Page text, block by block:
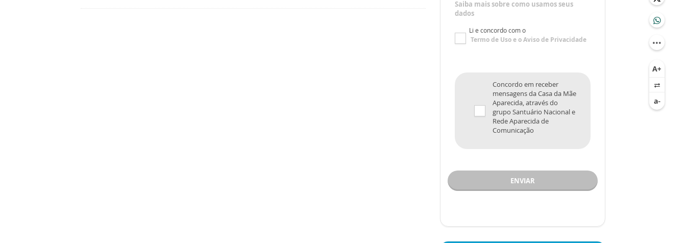
Saiba mais sobre como usamos seus
dados
Li e concordo com o
Termo de Usoe oAviso de Privacidade
Concordo em receber
mensagens da Casa da Mãe
Aparecida, através do
grupo Santuário Nacional e
Rede Aparecida de
Comunicação
ENVIAR